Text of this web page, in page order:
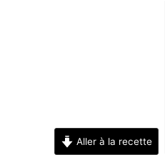
Aller à la recette